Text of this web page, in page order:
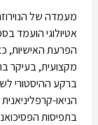
מעמדה של
אטיולוגי הועמד
הפרעת האישיות,
מקצועית, בעיקר
ברקע ההיסטורי
הניאו-
בתפיסות